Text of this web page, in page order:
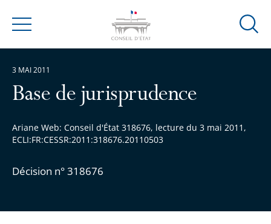
Menu
Ouvrir
Base de jurisprudence
Ariane Web: Conseil d'État 318676, lecture du 3 mai 2011,
ECLI:FR:CESSR:2011:318676.20110503
Décision n° 318676
3 MAI 2011